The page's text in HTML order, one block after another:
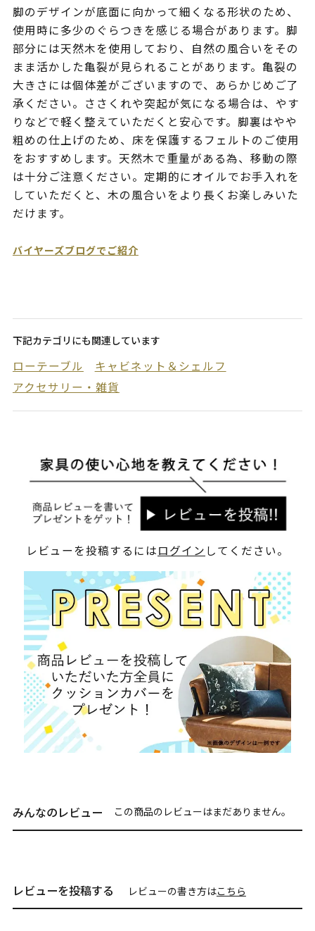
脚のデザインが底面に向かって細くなる形状のため、
使用時に多少のぐらつきを感じる場合があります。脚
部分には天然木を使用しており、自然の風合いをその
まま活かした亀裂が見られることがあります。亀裂の
大きさには個体差がございますので、あらかじめご了
承ください。ささくれや突起が気になる場合は、やす
りなどで軽く整えていただくと安心です。脚裏はやや
粗めの仕上げのため、床を保護するフェルトのご使用
をおすすめします。天然木で重量がある為、移動の際
は十分ご注意ください。定期的にオイルでお手入れを
していただくと、木の風合いをより長くお楽しみいた
だけます。
バイヤーズブログでご紹介
下記カテゴリにも関連しています
ローテーブル
キャビネット＆シェルフ
アクセサリー・雑貨
レビューを投稿するにはログイン してください。
みんなのレビュー この商品のレビューはまだありません。
レビューを投稿する レビューの書き方はこちら